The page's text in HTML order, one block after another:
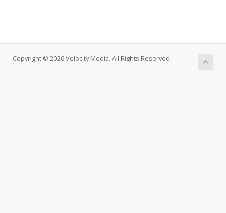
Copyright © 2026 Velocity Media. All Rights Reserved.